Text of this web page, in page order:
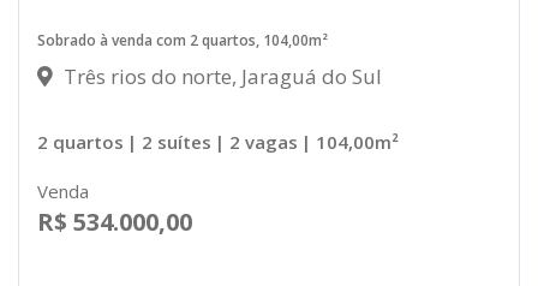
Sobrado à venda com 2 quartos, 104,00m²
Três rios do norte, Jaraguá do Sul
2 quartos | 2 suítes | 2 vagas | 104,00m²
Venda
R$ 534.000,00